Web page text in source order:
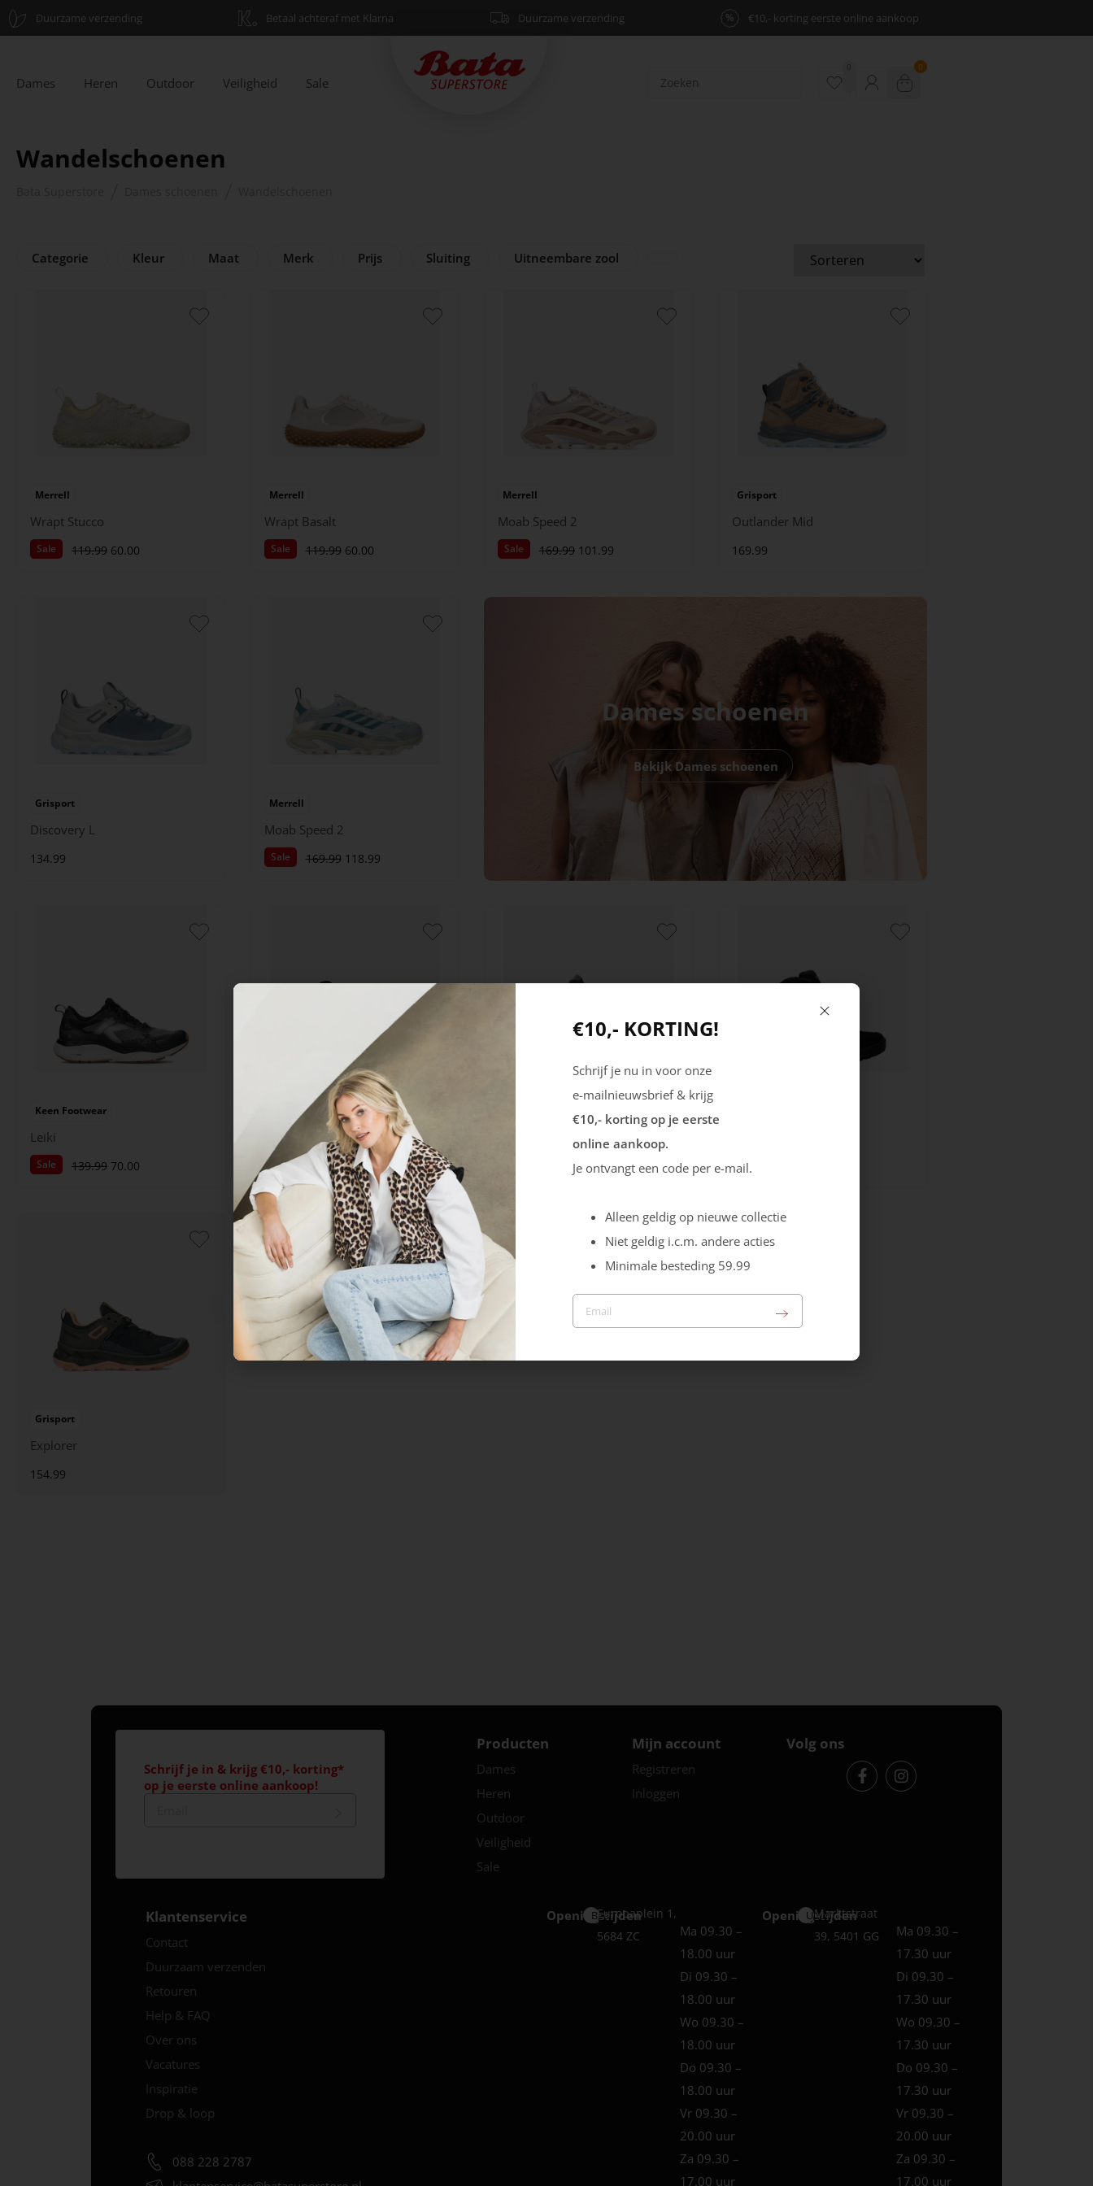
Duurzame verzending Betaal achteraf met Klarna Duurzame verzending % €10,- korting eerste online aankoop
Dames Heren Outdoor Veiligheid Sale
0 0
Wandelschoenen
Categorie Kleur Maat Merk Prijs Sluiting Uitneembare zool
Merrell
Wrapt Stucco
Sale 119.99 60.00
Merrell
Wrapt Basalt
Sale 119.99 60.00
Merrell
Moab Speed 2
Sale 169.99 101.99
Grisport
Outlander Mid
169.99
Grisport
Discovery L
134.99
Merrell
Moab Speed 2
Sale 169.99 118.99
Dames schoenen
Bekijk Dames schoenen
Keen Footwear
Leiki
Sale 139.99 70.00
Grisport
Terrain Mid
169.99 149.99
Grisport
Explorer
154.99
Schrijf je in & krijg €10,- korting*
op je eerste online aankoop!
Producten
Dames
Heren
Outdoor
Veiligheid
Sale
Mijn account
Registreren
Inloggen
Volg ons
Klantenservice
Contact
Duurzaam verzenden
Retouren
Help & FAQ
Over ons
Vacatures
Inspiratie
Drop & loop
088 228 2787
Openingstijden
Best
Europaplein 1,
5684 ZC
Ma 09.30 –
18.00 uur
Di 09.30 –
18.00 uur
Wo 09.30 –
18.00 uur
Do 09.30 –
18.00 uur
Vr 09.30 –
20.00 uur
Za 09.30 –
17.00 uur
Openingstijden
Uden
Marktstraat
39, 5401 GG
Ma 09.30 –
17.30 uur
Di 09.30 –
17.30 uur
Wo 09.30 –
17.30 uur
Do 09.30 –
17.30 uur
Vr 09.30 –
20.00 uur
Za 09.30 –
17.00 uur
€10,- KORTING!
Schrijf je nu in voor onze
e-mailnieuwsbrief & krijg
€10,- korting op je eerste
online aankoop.
Je ontvangt een code per e-mail.
Alleen geldig op nieuwe collectie
Niet geldig i.c.m. andere acties
Minimale besteding 59.99